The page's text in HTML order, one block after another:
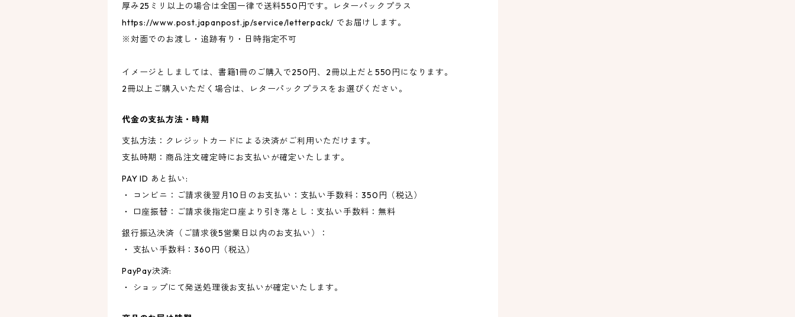
厚み25ミリ以上の場合は全国一律で送料550円です。レターパックプラス
https://www.post.japanpost.jp/service/letterpack/ でお届けします。
※対面でのお渡し・追跡有り・日時指定不可
イメージとしましては、書籍1冊のご購入で250円、2冊以上だと550円になります。
2冊以上ご購入いただく場合は、レターパックプラスをお選びください。
代金の支払方法・時期
支払方法：クレジットカードによる決済がご利用いただけます。
支払時期：商品注文確定時にお支払いが確定いたします。
PAY ID あと払い:
・ コンビニ：ご請求後翌月10日のお支払い：支払い手数料：350円（税込）
・ 口座振替：ご請求後指定口座より引き落とし：支払い手数料：無料
銀行振込決済（ご請求後5営業日以内のお支払い）：
・ 支払い手数料：360円（税込）
PayPay決済:
・ ショップにて発送処理後お支払いが確定いたします。